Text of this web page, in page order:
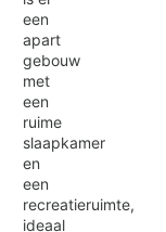
een
apart
gebouw
met
een
ruime
slaapkamer
en
een
recreatieruimte,
ideaal